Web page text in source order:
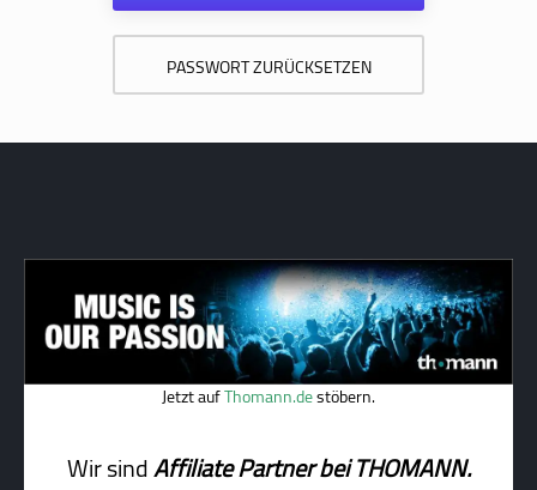
PASSWORT ZURÜCKSETZEN
Jetzt aufThomann.destöbern.
Wir sindAffiliate Partner bei THOMANN.